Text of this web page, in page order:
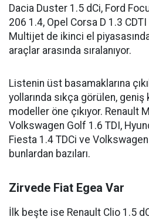
Dacia Duster 1.5 dCi, Ford
206 1.4, Opel Corsa D 1.3
Multijet de ikinci el
araçlar arasında sıralanıyor.
Listenin üst basamaklarına
yollarında sıkça görülen, geniş
modeller öne çıkıyor. Renault
Volkswagen Golf 1.6 TDI,
Fiesta 1.4 TDCi ve
bunlardan bazıları.
Zirvede Fiat Egea Var
İlk beşte ise Renault Clio 1.5